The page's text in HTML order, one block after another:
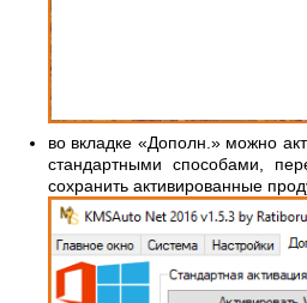
во вкладке «Дополн.» можно
стандартными способами,
сохранить активированные